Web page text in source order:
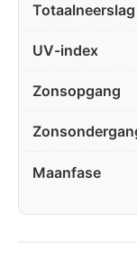
Totaalneerslag
UV-index
Zonsopgang
Maanfase